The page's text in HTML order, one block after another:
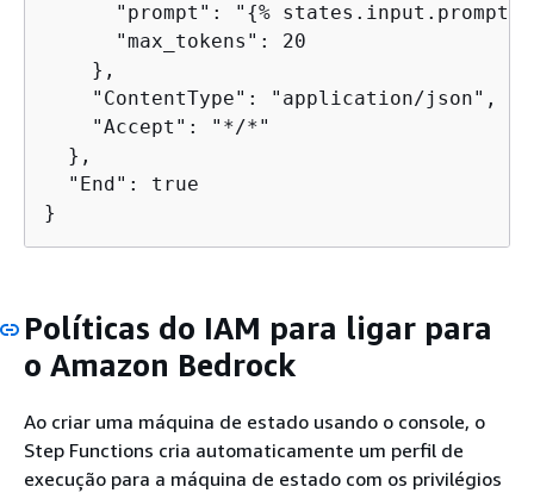
      "prompt": "
{%
      "max_tokens": 20
    },
    "ContentType": "application/json",
    "Accept": "*/*"
  },
  "End": true
}
Políticas do IAM para ligar para
o Amazon Bedrock
Ao criar uma máquina de estado usando o console, o
Step Functions cria automaticamente um perfil de
execução para a máquina de estado com os privilégios